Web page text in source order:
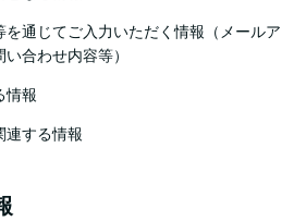
を通じてご入力いただく情報（メールア
合わせ内容等）
情報
連する情報